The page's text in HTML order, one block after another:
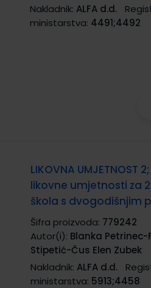
Nakladnik: ALFA d.d.
ministarstva: 4491;4492
LIKOVNA UMJETNOST
likovne umjetnosti za
škola s dvogodišnjim
Šifra proizvoda: 779242
Autor(i): Blanka
Stipetić-Čus Elen Zubek
Nakladnik: ALFA d.d.
ministarstva: 5913;4458